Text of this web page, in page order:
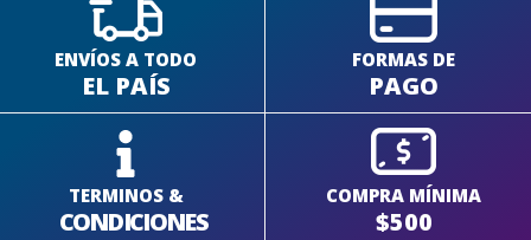
ENVÍOS A TODO
EL PAÍS
FORMAS DE
PAGO
TERMINOS &
CONDICIONES
COMPRA MÍNIMA
$500